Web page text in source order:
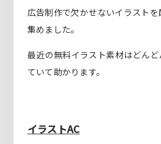
広告制作で欠かせないイラスト
集めました。
最近の無料イラスト素材はどん
ていて助かります。
イラストAC